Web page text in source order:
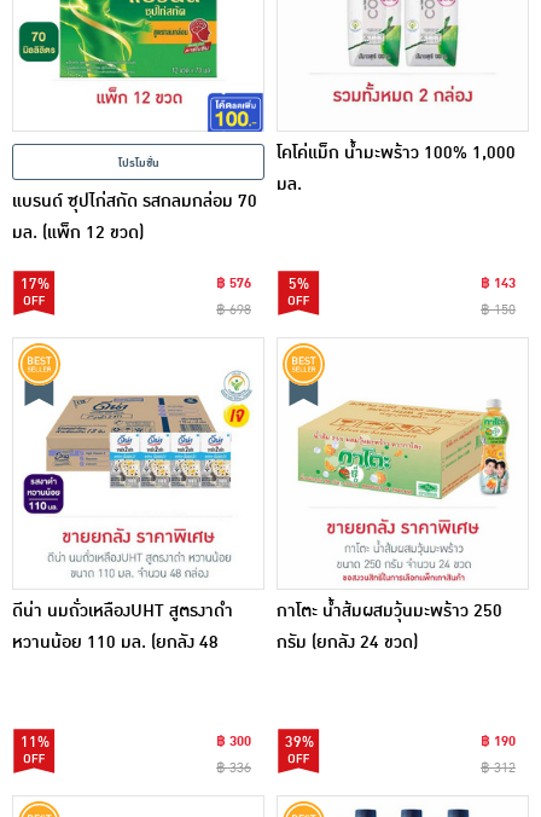
โปรโมชั่น
แบรนด์ ซุปไก่สกัด รสกลมกล่อม 70
มล. (แพ็ก 12 ขวด)
17%
฿ 576
฿ 698
โคโค่แม็ก น้ำมะพร้าว 100% 1,000
มล.
5%
฿ 143
฿ 150
ดีน่า นมถั่วเหลืองUHT สูตรงาดำ
หวานน้อย 110 มล. (ยกลัง 48
11%
฿ 300
฿ 336
กาโตะ น้ำส้มผสมวุ้นมะพร้าว 250
กรัม (ยกลัง 24 ขวด)
39%
฿ 190
฿ 312